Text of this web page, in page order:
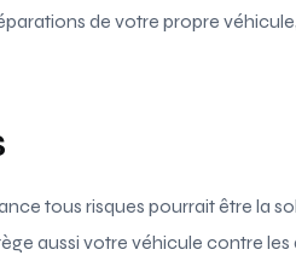
de votre propre
tous risques pourrait être la
aussi votre véhicule contre